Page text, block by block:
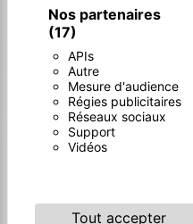
Nos partenaires
(17)
APIs
Autre
Mesure d'audience
Régies publicitaires
Réseaux sociaux
Support
Vidéos
Tout accepter
de vous contacter et sont
sont destinées à et ses sous-
votre message. Les données
seuls destinataires suivants: .
rectification, d’effacement, de
retrait de votre consentement à
réclamation auprès d’une
sort de vos données post-
voie postale à l'adresse ou par
justificatif d'identité pourra vous
données pendant la période de
de prescription légale aux fins
contentieux. Consultez le site